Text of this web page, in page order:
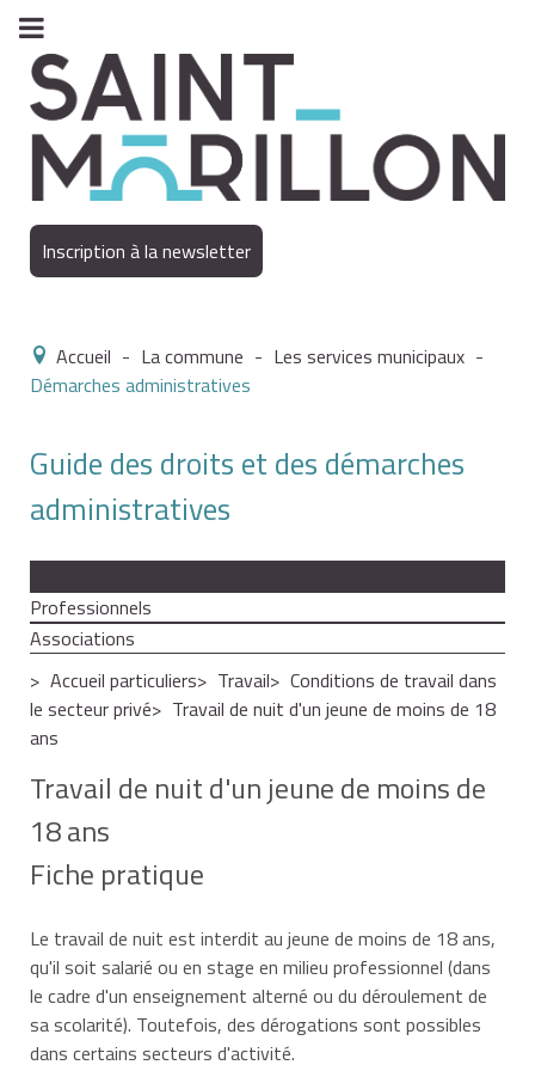
Inscription à la newsletter
Accueil - La commune - Les services municipaux -
Démarches administratives
Guide des droits et des démarches
administratives
Professionnels
Associations
Accueil particuliers
Travail
Conditions de travail dans
le secteur privé
Travail de nuit d'un jeune de moins de 18
ans
Travail de nuit d'un jeune de moins de
18 ans
Fiche pratique
Le travail de nuit est interdit au jeune de moins de 18 ans,
qu'il soit salarié ou en stage en milieu professionnel (dans
le cadre d'un enseignement alterné ou du déroulement de
sa scolarité). Toutefois, des dérogations sont possibles
dans certains secteurs d'activité.